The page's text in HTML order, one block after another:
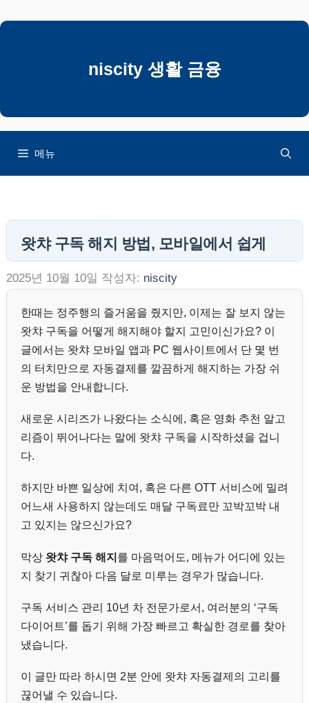
텐
뛰
niscity 생활 금융
메뉴
왓챠 구독 해지 방법, 모바일에서 쉽게
2025년 10월 10일 작성자: niscity
한때는 정주행의 즐거움을 줬지만, 이제는 잘 보지 않는
왓챠 구독을 어떻게 해지해야 할지 고민이신가요? 이
글에서는 왓챠 모바일 앱과 PC 웹사이트에서 단 몇 번
의 터치만으로 자동결제를 깔끔하게 해지하는 가장 쉬
운 방법을 안내합니다.
새로운 시리즈가 나왔다는 소식에, 혹은 영화 추천 알고
리즘이 뛰어나다는 말에 왓챠 구독을 시작하셨을 겁니
다.
하지만 바쁜 일상에 치여, 혹은 다른 OTT 서비스에 밀려
어느새 사용하지 않는데도 매달 구독료만 꼬박꼬박 내
고 있지는 않으신가요?
막상 왓챠 구독 해지 를 마음먹어도, 메뉴가 어디에 있는
지 찾기 귀찮아 다음 달로 미루는 경우가 많습니다.
구독 서비스 관리 10년 차 전문가로서, 여러분의 ‘구독
다이어트’를 돕기 위해 가장 빠르고 확실한 경로를 찾아
냈습니다.
이 글만 따라 하시면 2분 안에 왓챠 자동결제의 고리를
끊어낼 수 있습니다.